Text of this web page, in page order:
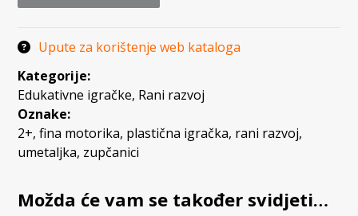
Upute za korištenje web kataloga
Kategorije:
Edukativne igračke, Rani razvoj
Oznake:
2+,fina motorika, plastična igračka, rani razvoj,
umetaljka, zupčanici
Možda će vam se također svidjeti…